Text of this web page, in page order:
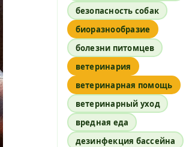
безопасность собак
биоразнообразие
болезни питомцев
ветеринария
ветеринарная помощь
ветеринарный уход
вредная еда
дезинфекция бассейна